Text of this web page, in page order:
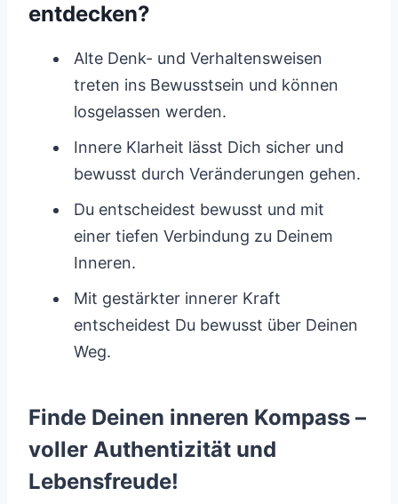
entdecken?
Alte Denk- und Verhaltensweisen
treten ins Bewusstsein und können
losgelassen werden.
Innere Klarheit lässt Dich sicher und
bewusst durch Veränderungen gehen.
Du entscheidest bewusst und mit
einer tiefen Verbindung zu Deinem
Inneren.
Mit gestärkter innerer Kraft
entscheidest Du bewusst über Deinen
Weg.
Finde Deinen inneren Kompass –
voller Authentizität und
Lebensfreude!